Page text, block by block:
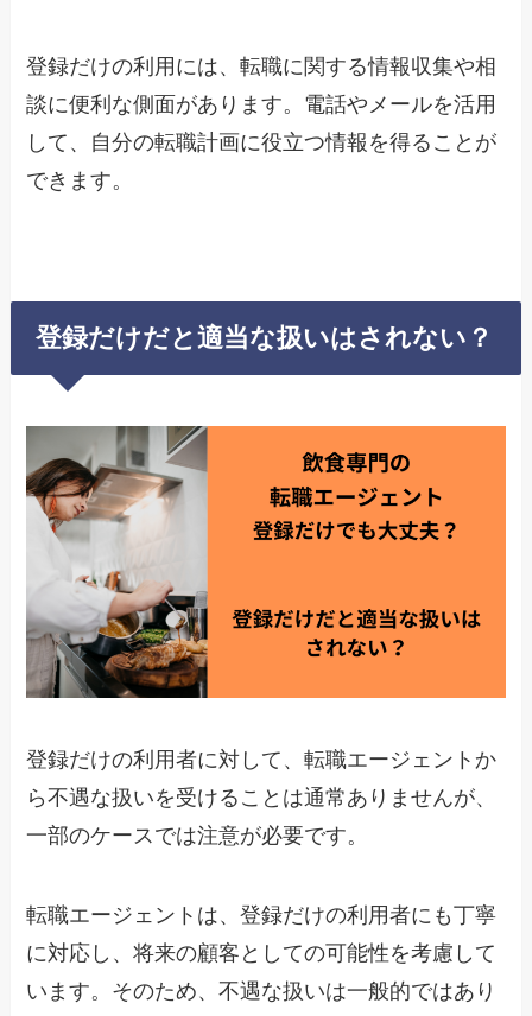
登録だけの利用には、転職に関する情報収集や相
談に便利な側面があります。電話やメールを活用
して、自分の転職計画に役立つ情報を得ることが
できます。
登録だけだと適当な扱いはされない？
登録だけの利用者に対して、転職エージェントか
ら不遇な扱いを受けることは通常ありませんが、
一部のケースでは注意が必要です。
転職エージェントは、登録だけの利用者にも丁寧
に対応し、将来の顧客としての可能性を考慮して
います。そのため、不遇な扱いは一般的ではあり